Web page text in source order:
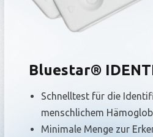
Bluestar®
Schnelltest für die
menschlichem
Minimale Menge zur